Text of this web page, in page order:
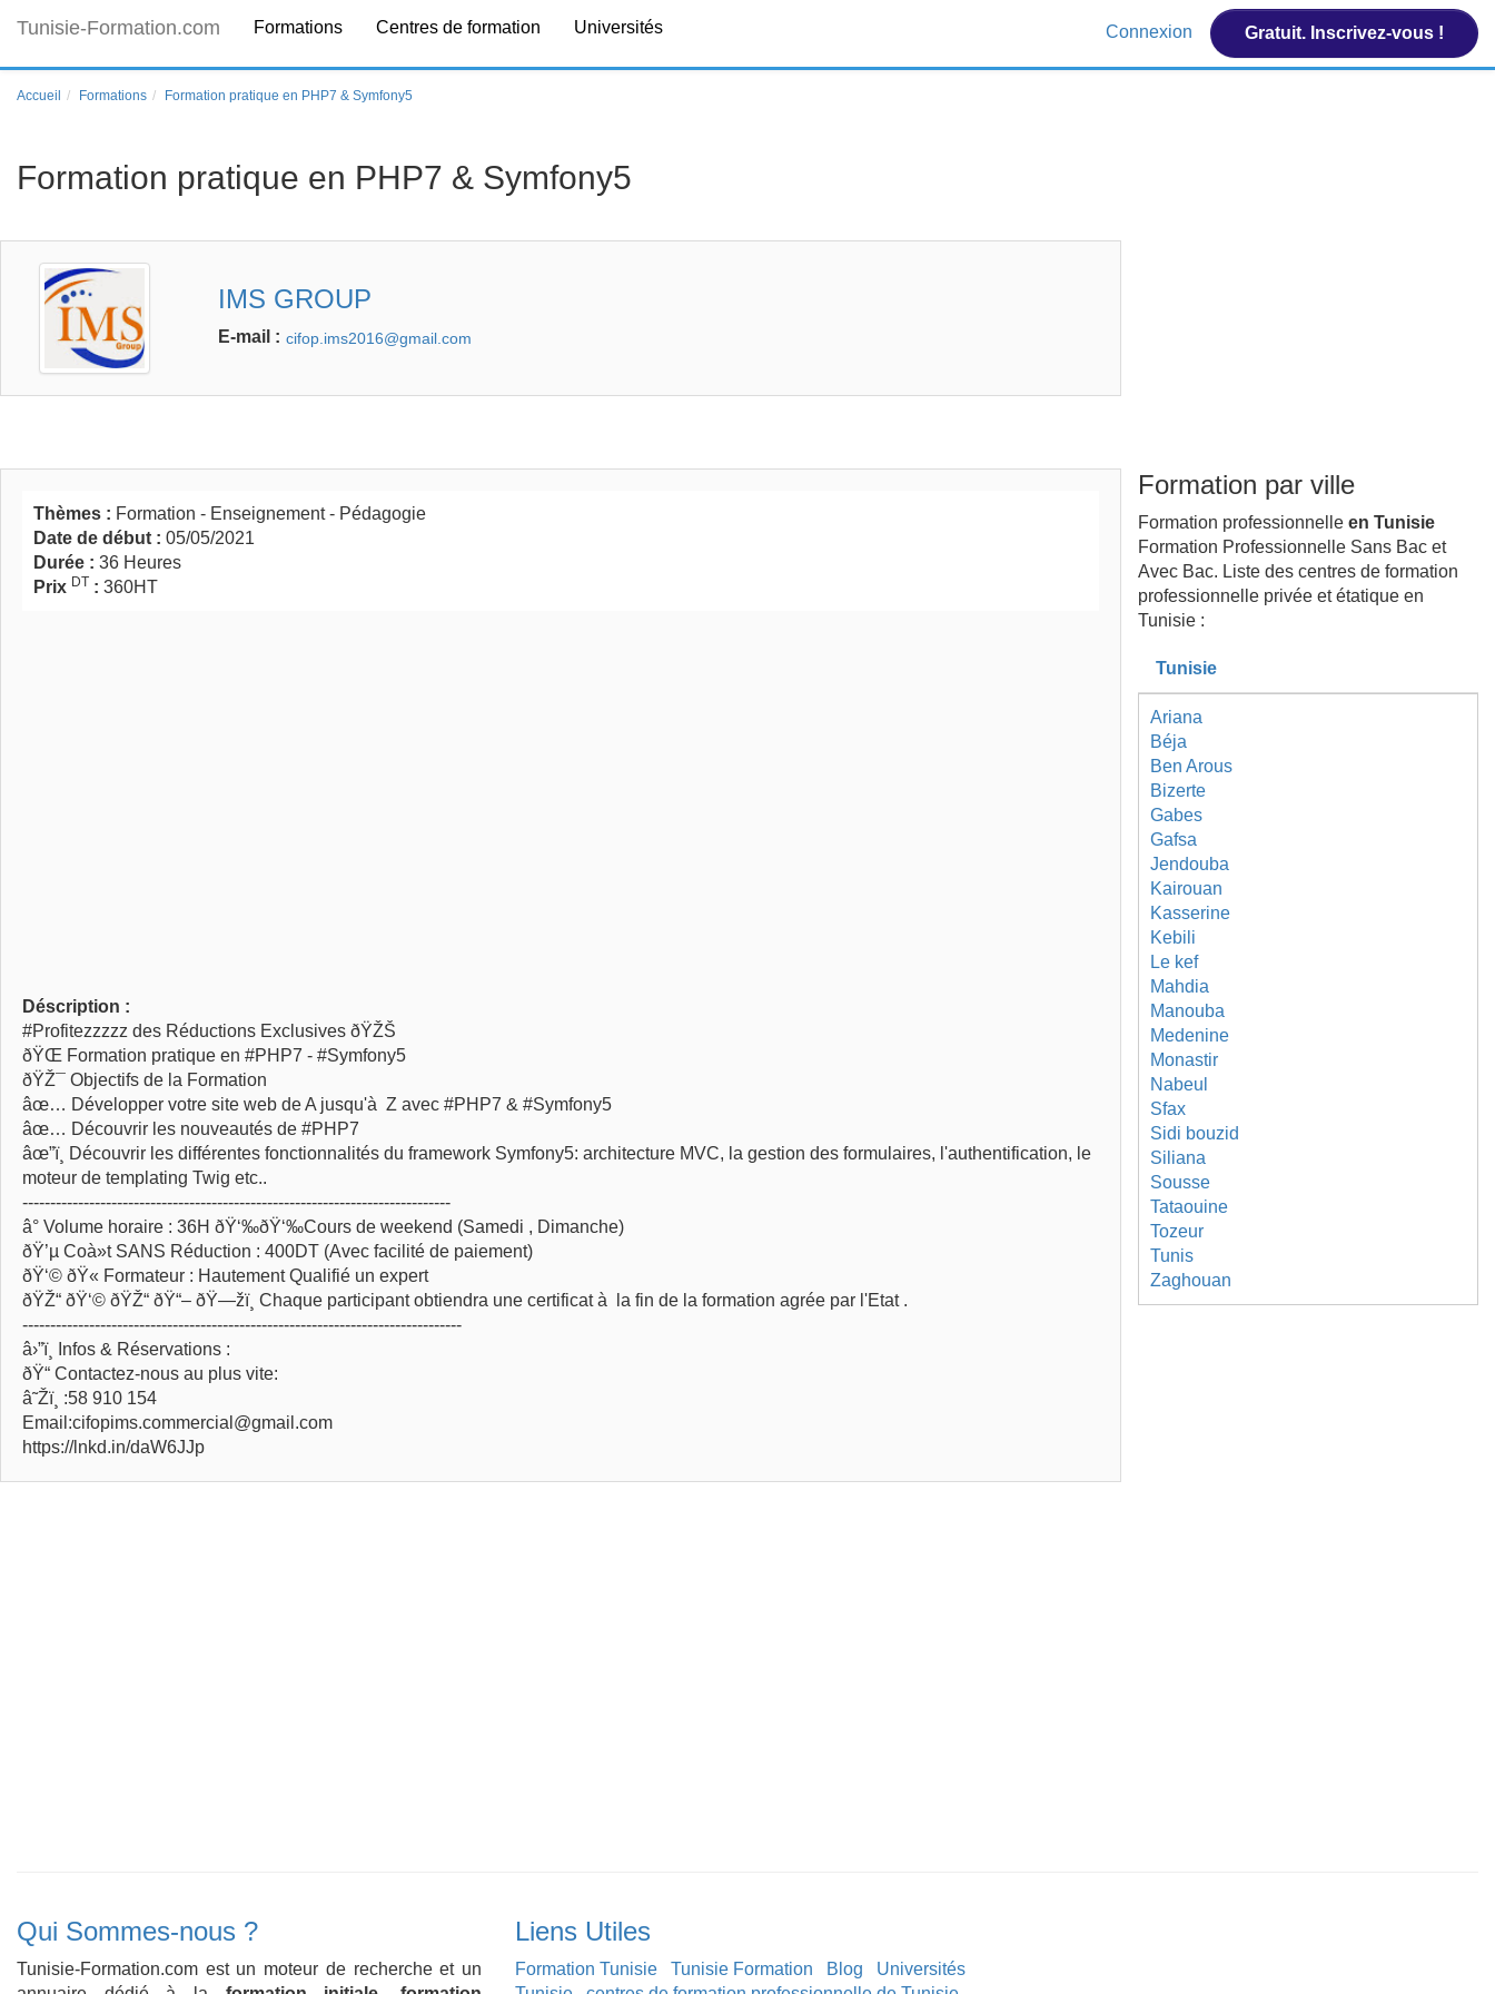
Tunisie-Formation.com Formations Centres de formation Universités Connexion Gratuit. Inscrivez-vous !
Accueil Formations Formation pratique en PHP7 & Symfony5
Formation pratique en PHP7 & Symfony5
IMS GROUP
E-mail :
Thèmes : Formation - Enseignement - Pédagogie
Date de début : 05/05/2021
Durée : 36 Heures
Prix DT : 360HT
Déscription :
#Profitezzzzz des Réductions Exclusives ðŸŽŠ
ðŸŒ Formation pratique en #PHP7 - #Symfony5
ðŸŽ¯ Objectifs de la Formation
âœ… Développer votre site web de A jusqu'à Z avec #PHP7 & #Symfony5
âœ… Découvrir les nouveautés de #PHP7
âœ”ï¸ Découvrir les différentes fonctionnalités du framework Symfony5: architecture MVC, la gestion des formulaires, l'authentification, le
moteur de templating Twig etc..
-----------------------------------------------------------------------------
â° Volume horaire : 36H ðŸ‘‰ðŸ‘‰Cours de weekend (Samedi , Dimanche)
ðŸ’µ Coà»t SANS Réduction : 400DT (Avec facilité de paiement)
ðŸ‘© ðŸ« Formateur : Hautement Qualifié un expert
ðŸŽ“ ðŸ‘© ðŸŽ“ ðŸ“– ðŸ—žï¸ Chaque participant obtiendra une certificat à la fin de la formation agrée par l'Etat .
-------------------------------------------------------------------------------
â›”ï¸ Infos & Réservations :
ðŸ“ Contactez-nous au plus vite:
â˜Žï¸ :58 910 154
Email:cifopims.commercial@gmail.com
https://lnkd.in/daW6JJp
Formation par ville
Formation professionnelle en Tunisie
Formation Professionnelle Sans Bac et
Avec Bac. Liste des centres de formation
professionnelle privée et étatique en
Tunisie :
Tunisie
Ariana
Béja
Ben Arous
Bizerte
Gabes
Gafsa
Jendouba
Kairouan
Kasserine
Kebili
Le kef
Mahdia
Manouba
Medenine
Monastir
Nabeul
Sfax
Sidi bouzid
Siliana
Sousse
Tataouine
Tozeur
Tunis
Zaghouan
Qui Sommes-nous ?
Tunisie-Formation.com est un moteur de recherche et un
Liens Utiles
Formation Tunisie Tunisie Formation Blog
Universités